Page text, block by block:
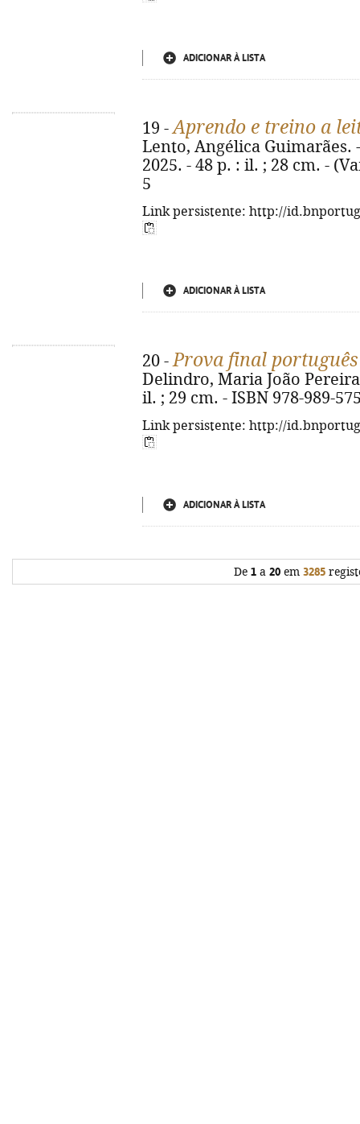
ADICIONAR À LISTA
19 -Aprendo e treino a
Lento, Angélica Guimarães.
2025. - 48 p. : il. ; 28 cm. -
5
Link persistente: http://
ADICIONAR À LISTA
20 -Prova final
Delindro, Maria João
il. ; 29 cm. - ISBN 978-989-
Link persistente: http://
ADICIONAR À LISTA
De 1a 20em 3285